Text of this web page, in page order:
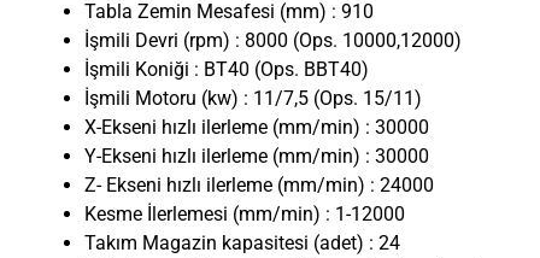
Tabla Zemin Mesafesi (mm) : 910
İşmili Devri (rpm) : 8000 (Ops. 10000,12000)
İşmili Koniği : BT40 (Ops. BBT40)
İşmili Motoru (kw) : 11/7,5 (Ops. 15/11)
X-Ekseni hızlı ilerleme (mm/min) : 30000
Y-Ekseni hızlı ilerleme (mm/min) : 30000
Z- Ekseni hızlı ilerleme (mm/min) : 24000
Kesme İlerlemesi (mm/min) : 1-12000
Takım Magazin kapasitesi (adet) : 24